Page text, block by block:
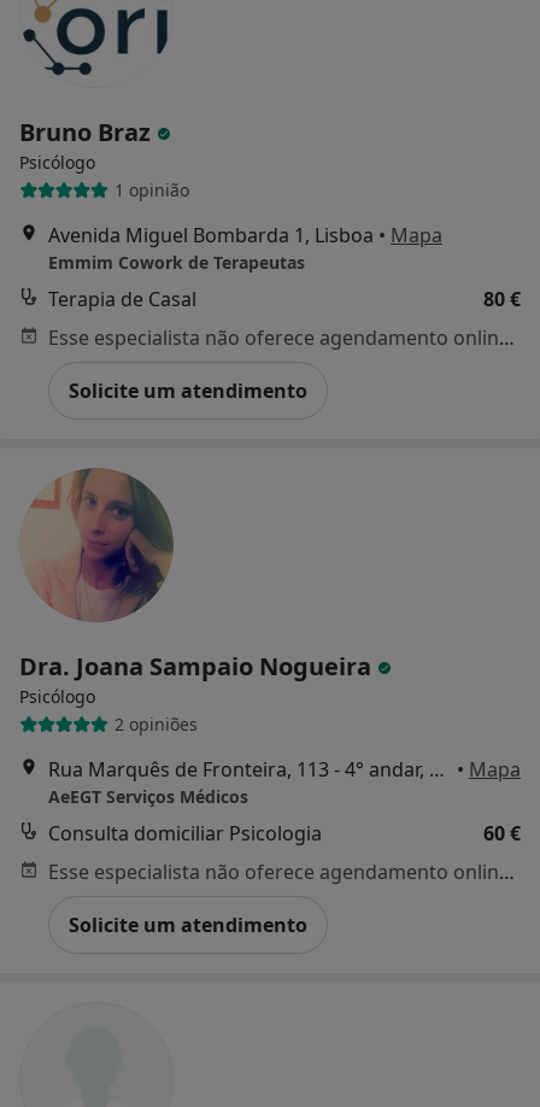
Bruno Braz
Psicólogo
1 opinião
Avenida Miguel Bombarda 1, Lisboa • Mapa
Emmim Cowork de Terapeutas
Terapia de Casal
80 €
Esse especialista não oferece agendamento online para esse endereço.
Solicite um atendimento
Dra. Joana Sampaio Nogueira
Psicólogo
2 opiniões
Rua Marquês de Fronteira, 113 - 4° andar, Lisboa • Mapa
AeEGT Serviços Médicos
Consulta domiciliar Psicologia
60 €
Esse especialista não oferece agendamento online para esse endereço.
Solicite um atendimento